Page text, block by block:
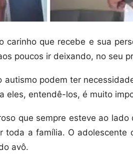
carinho que recebe e sua
poucos ir deixando, no seu
autismo podem ter
eles, entendê-los, é muito
que sempre esteve ao lado
toda a família. O adolescente
avô.